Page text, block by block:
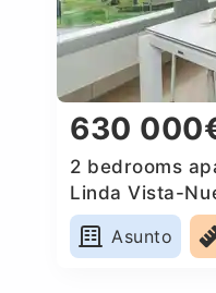
630
2 bedrooms
Linda Vista-
Blanco, Spain
Asunto